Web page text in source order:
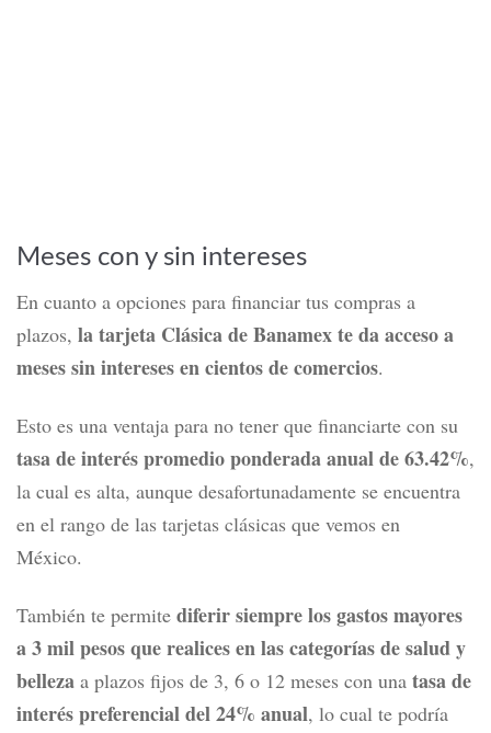
Meses con y sin intereses
En cuanto a opciones para financiar tus compras a
plazos,la tarjeta Clásica de Banamex te da acceso a
Esto es una ventaja para no tener que financiarte con su
tasa de interés promedio ponderada anual de 63.42%,
la cual es alta, aunque desafortunadamente se encuentra